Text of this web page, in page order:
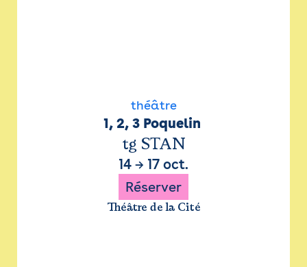
théâtre
1, 2, 3 Poquelin
tg STAN
14 → 17 oct.
Réserver
Théâtre de la Cité